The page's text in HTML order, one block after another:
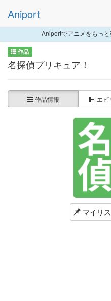
Aniport
Aniportでアニメをもっと
作品
名探偵プリキュア！
作品情報 エピ
マイリ